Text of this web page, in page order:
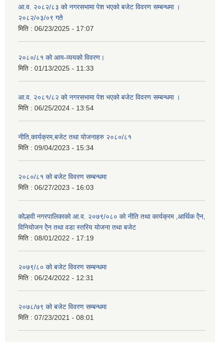
आ.व. २०८२/८३ को नगरसभामा पेश भएको बजेट विवरण सम्बन्धमा ।
२०८२/०३/०९ गते
मिति : 06/23/2025 - 17:07
२०८०/८१ को आय-व्ययको विवरण।
मिति : 01/13/2025 - 11:33
आ.व. २०८१/८२ को नगरसभामा पेश भएको बजेट विवरण सम्बन्धमा ।
मिति : 06/25/2024 - 13:54
नीति,कार्यक्रम,बजेट तथा योजनाहरु २०८०/८१
मिति : 09/04/2023 - 15:34
२०८०/८१ को बजेट विवरण सम्बन्धमा
मिति : 06/27/2023 - 16:03
कोल्हवी नगरपालिकाको आ.व. २०७९/०८० को नीति तथा कार्यक्रम ,आर्थिक ऐेन,
विनियोजन ऐेन तथा वडा स्तरिय योजना तथा बजेट
मिति : 08/01/2022 - 17:19
२०७९/८० को बजेट विवरण सम्बन्धमा
मिति : 06/24/2022 - 12:31
२०७८/७९ को बजेट विवरण सम्बन्धमा
मिति : 07/23/2021 - 08:01